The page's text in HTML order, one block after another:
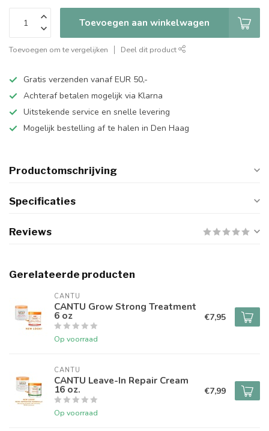
Toevoegen aan winkelwagen
Toevoegen om te vergelijken Deel dit product
Gratis verzenden vanaf EUR 50,-
Achteraf betalen mogelijk via Klarna
Uitstekende service en snelle levering
Mogelijk bestelling af te halen in Den Haag
Productomschrijving
Specificaties
Reviews
Gerelateerde producten
CANTU
CANTU Grow Strong Treatment
6 oz
Op voorraad
€7,95
CANTU
CANTU Leave-In Repair Cream
16 oz.
Op voorraad
€7,99